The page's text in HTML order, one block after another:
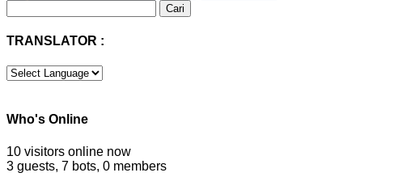
untuk:
TRANSLATOR :
Who's Online
10 visitors online now
3 guests, 7 bots, 0 members